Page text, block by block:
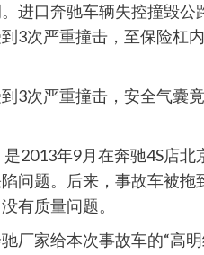
进口奔驰车辆失控撞毁
3次严重撞击，至保险杠
3次严重撞击，安全气囊
2013年9月在奔驰4S店
问题。后来，事故车被
有质量问题。
厂家给本次事故车的“高明